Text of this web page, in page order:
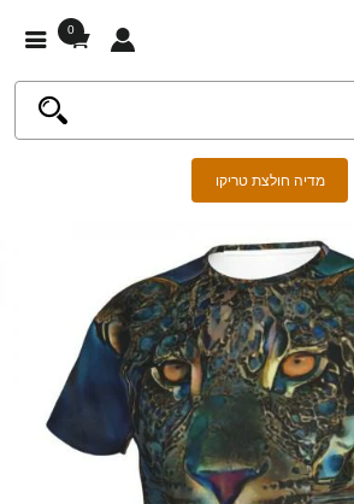
0
מדיה חולצת טריקו